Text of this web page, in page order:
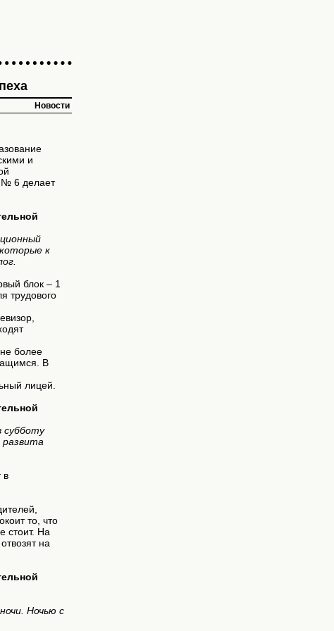
Новости
и
№ 6 делает
к
блок – 1
трудового
более
В
лицей.
субботу
в
то, что
стоит. На
на
Ночью с